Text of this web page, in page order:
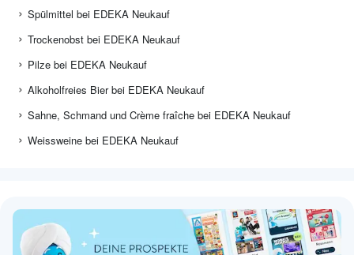
Spülmittel bei EDEKA Neukauf
Trockenobst bei EDEKA Neukauf
Pilze bei EDEKA Neukauf
Alkoholfreies Bier bei EDEKA Neukauf
Sahne, Schmand und Crème fraîche bei EDEKA Neukauf
Weissweine bei EDEKA Neukauf